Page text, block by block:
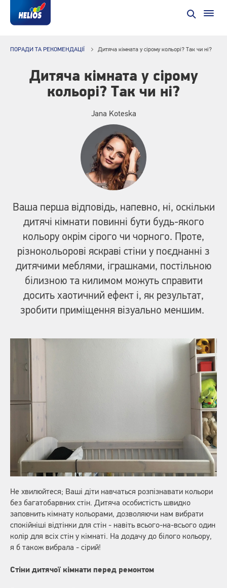
ПОРАДИ ТА РЕКОМЕНДАЦІЇ Дитяча кімната у сірому кольорі? Так чи ні?
Дитяча кімната у сірому
кольорі? Так чи ні?
Jana Koteska
Ваша перша відповідь, напевно, ні, оскільки
дитячі кімнати повинні бути будь-якого
кольору окрім сірого чи чорного. Проте,
різнокольорові яскраві стіни у поєднанні з
дитячими меблями, іграшками, постільною
білизною та килимом можуть справити
досить хаотичний ефект і, як результат,
зробити приміщення візуально меншим.
Не хвилюйтеся; Ваші діти навчаться розпізнавати кольори
без багатобарвних стін. Дитяча особистість швидко
заповнить кімнату кольорами, дозволяючи нам вибрати
спокійніші відтінки для стін - навіть всього-на-всього один
колір для всіх стін у кімнаті. На додачу до білого кольору,
я б також вибрала - сірий!
Стіни дитячої кімнати перед ремонтом